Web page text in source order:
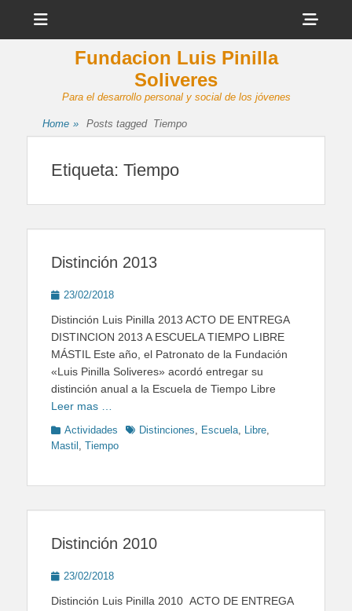
Fundacion Luis Pinilla
Soliveres
Para el desarrollo personal y social de los jóvenes
Home » Posts tagged Tiempo
Etiqueta: Tiempo
Distinción 2013
Posted
23/02/2018
Distinción Luis Pinilla 2013 ACTO DE ENTREGA
DISTINCION 2013 A ESCUELA TIEMPO LIBRE
MÁSTIL Este año, el Patronato de la Fundación
«Luis Pinilla Soliveres» acordó entregar su
distinción anual a la Escuela de Tiempo Libre
Leer mas …
Categories
Actividades TagsDistinciones, Escuela, Libre,
Mastil , Tiempo
Distinción 2010
Posted
23/02/2018
Distinción Luis Pinilla 2010 ACTO DE ENTREGA